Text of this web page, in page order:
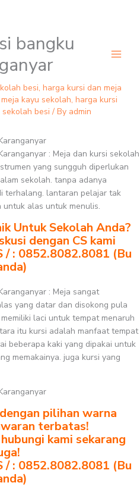
bangku
besi, harga kursi dan meja
kayu sekolah, harga kursi
besi / By admin
: Meja dan kursi sekolah
yang sungguh diperlukan
sekolah. tanpa adanya
terhalang. lantaran pelajar tak
untuk alas untuk menulis.
Untuk Sekolah Anda?
dengan CS kami
/ : 0852.8082.8081 (Bu
: Meja sangat
yang datar dan disokong pula
laci untuk tempat menaruh
itu kursi adalah manfaat tempat
beberapa kaki yang dipakai untuk
memakainya. juga kursi yang
pilihan warna
terbatas!
kami sekarang
/ : 0852.8082.8081 (Bu